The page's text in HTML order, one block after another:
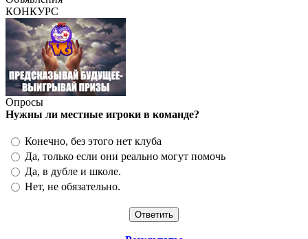
КОНКУРС
Опросы
Нужны ли местные игроки в команде?
Конечно, без этого нет клуба
Да, только если они реально могут помочь
Да, в дубле и школе.
Нет, не обязательно.